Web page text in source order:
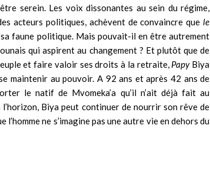
serein. Les voix dissonantes au sein du régime,
acteurs politiques, achèvent de convaincre quele
faune politique. Mais pouvait-il en être autrement
qui aspirent au changement ? Et plutôt que de
et faire valoir ses droits à la retraite, PapyBiya
maintenir au pouvoir. A 92 ans et après 42 ans de
le natif de Mvomeka’a qu’il n’ait déjà fait au
Biya peut continuer de nourrir son rêve de
ne s’imagine pas une autre vie en dehors du